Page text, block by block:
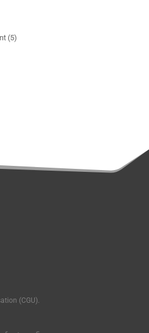
(5)
(CGU).